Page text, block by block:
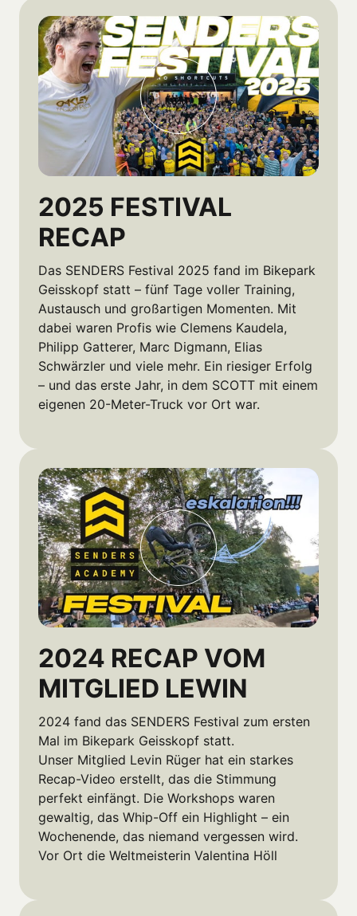
2025 FESTIVAL
RECAP
Das SENDERS Festival 2025 fand im Bikepark
Geisskopf statt – fünf Tage voller Training,
Austausch und großartigen Momenten. Mit
dabei waren Profis wie Clemens Kaudela,
Philipp Gatterer, Marc Digmann, Elias
Schwärzler und viele mehr. Ein riesiger Erfolg
– und das erste Jahr, in dem SCOTT mit einem
eigenen 20-Meter-Truck vor Ort war.
2024 RECAP VOM
MITGLIED LEWIN
2024 fand das SENDERS Festival zum ersten
Mal im Bikepark Geisskopf statt.
Unser Mitglied Levin Rüger hat ein starkes
Recap-Video erstellt, das die Stimmung
perfekt einfängt. Die Workshops waren
gewaltig, das Whip-Off ein Highlight – ein
Wochenende, das niemand vergessen wird.
Vor Ort die Weltmeisterin Valentina Höll